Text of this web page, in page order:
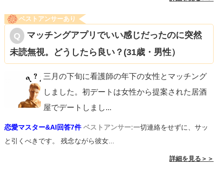
ベストアンサーあり
マッチングアプリでいい感じだったのに突然
未読無視。どうしたら良い？(31歳・男性）
三月の下旬に看護師の年下の女性とマッチング
しました。初デートは女性から提案された居酒
屋でデートしまし...
恋愛マスター&AI回答7件 ベストアンサー:一切連絡をせずに、サッ
と引くべきです。 残念ながら彼女...
詳細を見る＞＞